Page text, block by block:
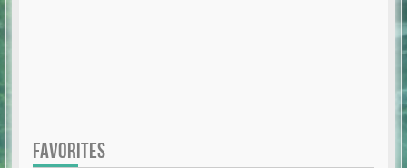
FAVORITES